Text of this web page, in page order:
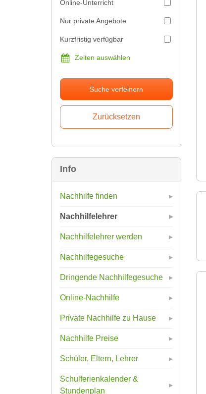
Online-Unterricht
Nur private Angebote
Kurzfristig verfügbar
Zeiten auswählen
Suche verfeinern
Info
Nachhilfe finden
Nachhilfelehrer
Nachhilfelehrer werden
Nachhilfegesuche
Dringende Nachhilfegesuche
Online-Nachhilfe
Private Nachhilfe zu Hause
Nachhilfe Preise
Schüler, Eltern, Lehrer
Schulferienkalender &
Stundenplan